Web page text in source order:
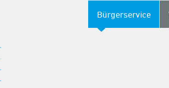
Bürgerservice